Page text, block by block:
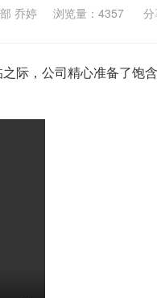
部 乔婷 浏览量：4357 分
际，公司精心准备了饱